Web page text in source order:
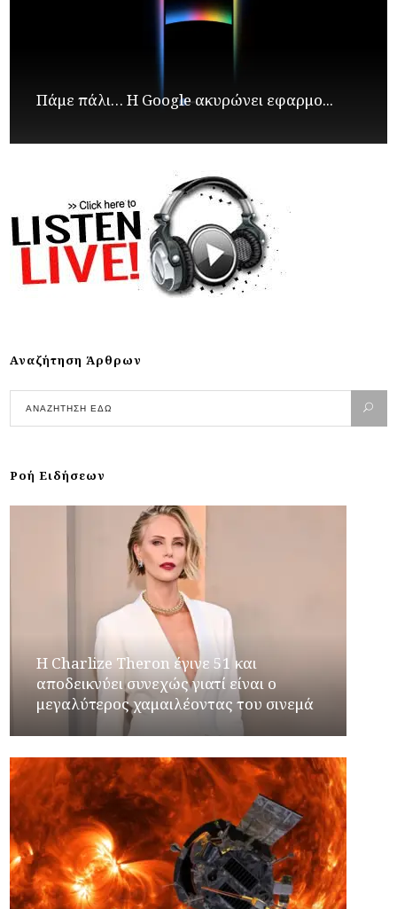
Πάμε πάλι… Η Google ακυρώνει εφαρμο...
Αναζήτηση Άρθρων
Ροή Ειδήσεων
Η Charlize Theron έγινε 51 και
αποδεικνύει συνεχώς γιατί είναι ο
μεγαλύτερος χαμαιλέοντας του σινεμά